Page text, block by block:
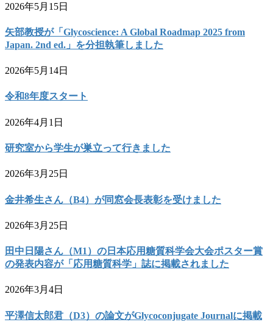
2026年5月15日
矢部教授が「Glycoscience: A Global Roadmap 2025 from
Japan. 2nd ed.」を分担執筆しました
2026年5月14日
令和8年度スタート
2026年4月1日
研究室から学生が巣立って行きました
2026年3月25日
金井希生さん（B4）が同窓会長表彰を受けました
2026年3月25日
田中日陽さん（M1）の日本応用糖質科学会大会ポスター賞
の発表内容が「応用糖質科学」誌に掲載されました
2026年3月4日
平澤信太郎君（D3）の論文がGlycoconjugate Journalに掲載